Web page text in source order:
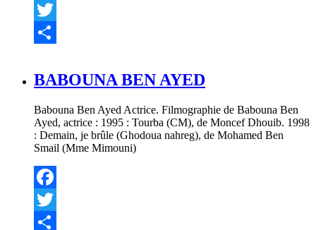
Facebook
Twitter
BABOUNA BEN AYED
Babouna Ben Ayed Actrice. Filmographie de Babouna Ben
Ayed, actrice : 1995 : Tourba (CM), de Moncef Dhouib. 1998
: Demain, je brûle (Ghodoua nahreg), de Mohamed Ben
Smail (Mme Mimouni)
Facebook
Twitter